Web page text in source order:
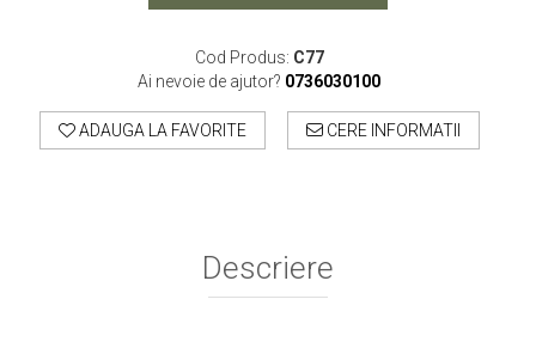
Cod Produs: C77
Ai nevoie de ajutor? 0736030100
ADAUGA LA FAVORITE CERE INFORMATII
Descriere